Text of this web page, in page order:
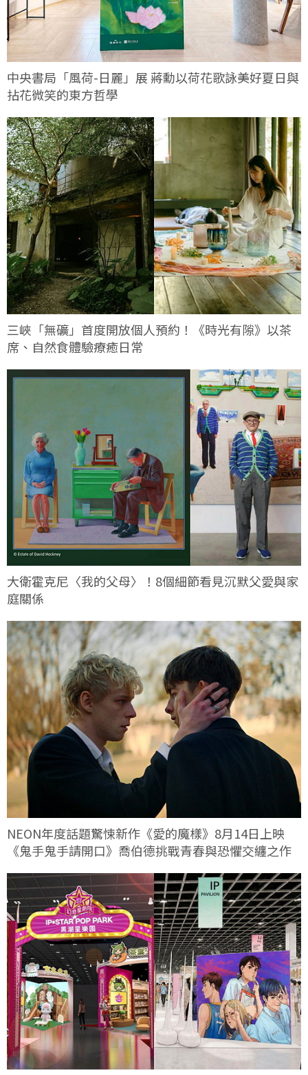
中央書局「風荷-日麗」展 蔣勳以荷花歌詠美好夏日與
拈花微笑的東方哲學
三峽「無礦」首度開放個人預約！《時光有隙》以茶
席、自然食體驗療癒日常
大衛霍克尼〈我的父母〉！8個細節看見沉默父愛與家
庭關係
NEON年度話題驚悚新作《愛的魔樣》8月14日上映
《鬼手鬼手請開口》喬伯德挑戰青春與恐懼交纏之作